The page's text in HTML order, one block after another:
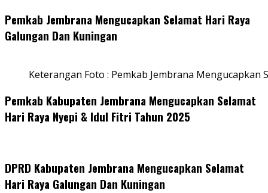
Pemkab Jembrana Mengucapkan Selamat Hari Raya
Galungan Dan Kuningan
Keterangan Foto : Pemkab Jembrana Mengucapkan
Pemkab Kabupaten Jembrana Mengucapkan Selamat
Hari Raya Nyepi & Idul Fitri Tahun 2025
DPRD Kabupaten Jembrana Mengucapkan Selamat
Hari Raya Galungan Dan Kuningan